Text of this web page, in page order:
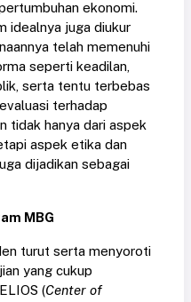
ekonomi.
idealnya juga diukur
telah memenuhi
seperti keadilan,
serta tentu terbebas
terhadap
tidak hanya dari aspek
aspek etika dan
dijadikan sebagai
MBG
turut serta menyoroti
yang cukup
(Center of